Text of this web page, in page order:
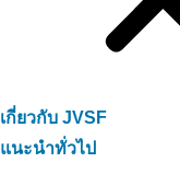
เกี่ยวกับ JVSF
แนะนำทั่วไป